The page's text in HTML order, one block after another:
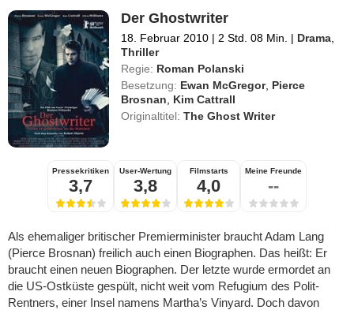
Der Ghostwriter
18. Februar 2010 | 2 Std. 08 Min. | Drama
Thriller
Regie: Roman Polanski
Besetzung: Ewan McGregor, Pierce
Brosnan
Kim Cattrall
Originaltitel:The Ghost Writer
Pressekritiken
3,7
User-Wertung
3,8
Filmstarts
4,0
Meine Freunde
--
Als ehemaliger britischer Premierminister braucht Adam Lang
(Pierce Brosnan) freilich auch einen Biographen. Das heißt: Er
braucht einen neuen Biographen. Der letzte wurde ermordet an
die US-Ostküste gespült, nicht weit vom Refugium des Polit-
Rentners, einer Insel namens Martha’s Vinyard. Doch davon